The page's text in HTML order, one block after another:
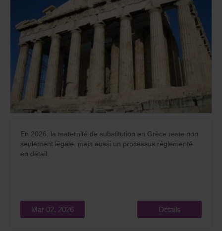
En 2026, la maternité de substitution en Grèce reste non
seulement légale, mais aussi un processus réglementé
en détail.
Mar 02, 2026 Détails